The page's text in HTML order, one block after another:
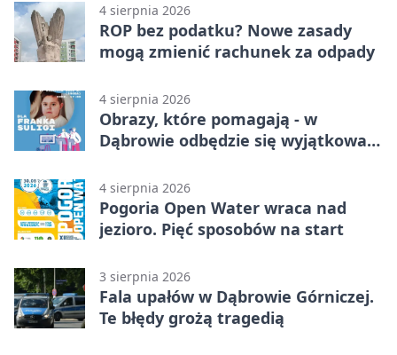
4 sierpnia 2026
ROP bez podatku? Nowe zasady
mogą zmienić rachunek za odpady
4 sierpnia 2026
Obrazy, które pomagają - w
Dąbrowie odbędzie się wyjątkowa
4 sierpnia 2026
Pogoria Open Water wraca nad
jezioro. Pięć sposobów na start
3 sierpnia 2026
Fala upałów w Dąbrowie Górniczej.
Te błędy grożą tragedią